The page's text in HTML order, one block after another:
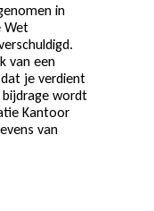
in
Wet
van een
je verdient
wordt
Kantoor
van